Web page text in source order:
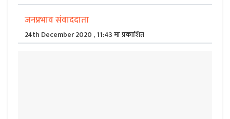
जनप्रभाव संवाददाता
24th December 2020 , 11:43 मा प्रकाशित